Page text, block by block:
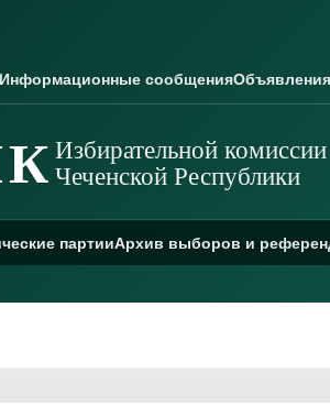
Информационные сообщенияОбъявления
Избирательной комиссии
Чеченской Республики
партииАрхив выборов и